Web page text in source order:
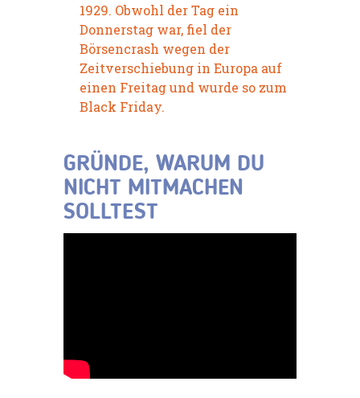
1929. Obwohl der Tag ein
Donnerstag war, fiel der
Börsencrash wegen der
Zeitverschiebung in Europa auf
einen Freitag und wurde so zum
Black Friday.
GRÜNDE, WARUM DU
NICHT MITMACHEN
SOLLTEST